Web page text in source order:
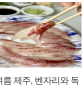
름 제주, 벤자리와 독